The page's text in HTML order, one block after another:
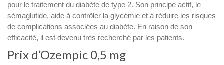
pour le traitement du diabète de type 2. Son principe actif, le
sémaglutide, aide à contrôler la glycémie et à réduire les risques
de complications associées au diabète. En raison de son
efficacité, il est devenu très recherché par les patients.
Prix d’Ozempic 0,5 mg